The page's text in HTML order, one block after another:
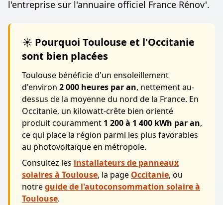
l'entreprise sur l'annuaire officiel France Rénov'.
☀️ Pourquoi Toulouse et l'Occitanie
sont bien placées
Toulouse bénéficie d'un ensoleillement
d'environ 2 000 heures par an, nettement au-
dessus de la moyenne du nord de la France. En
Occitanie, un kilowatt-crête bien orienté
produit couramment 1 200 à 1 400 kWh par an,
ce qui place la région parmi les plus favorables
au photovoltaïque en métropole.
Consultez les installateurs de panneaux
solaires à Toulouse, la page Occitanie, ou
notreguide de l'autoconsommation solaire à
Toulouse.